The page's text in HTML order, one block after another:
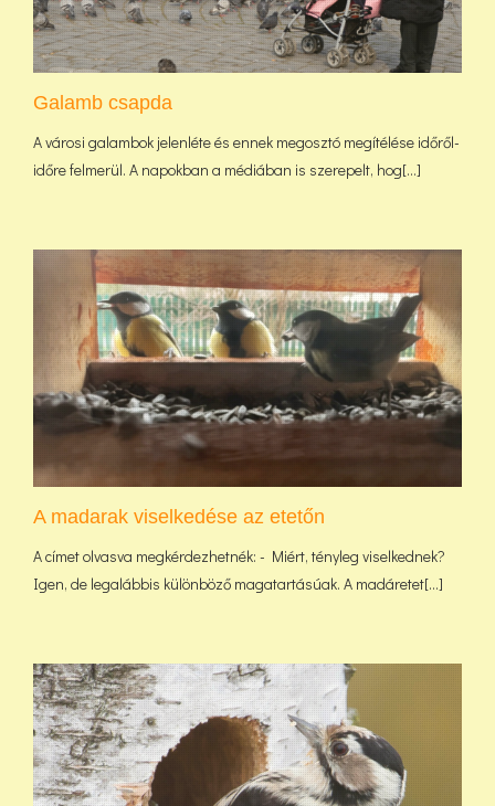
Galamb csapda
A városi galambok jelenléte és ennek megosztó megítélése időről-
időre felmerül. A napokban a médiában is szerepelt, hog[...]
A madarak viselkedése az etetőn
A címet olvasva megkérdezhetnék: - Miért, tényleg viselkednek?
Igen, de legalábbis különböző magatartásúak. A madáretet[...]